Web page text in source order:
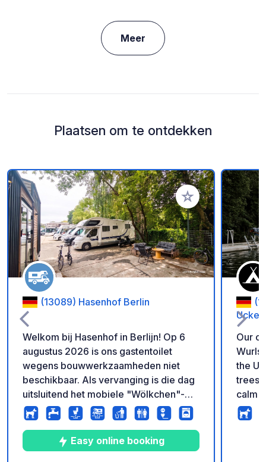
Meer
Plaatsen om te ontdekken
Voeg toe aan je
(13089) Hasenhof Berlin
Welkom bij Hasenhof in Berlijn! Op 6
augustus 2026 is ons gastentoilet
wegens bouwwerkzaamheden niet
beschikbaar. Als vervanging is die dag
uitsluitend het mobiele "Wölkchen"-
toilet beschikbaar. Update 01-08-
2026: We hebben nu een wasmachine
en een droger voor zelfbediening.
Betalen is uitsluitend mogelijk zonder
Easy online booking
Our
the
trees
calm
open